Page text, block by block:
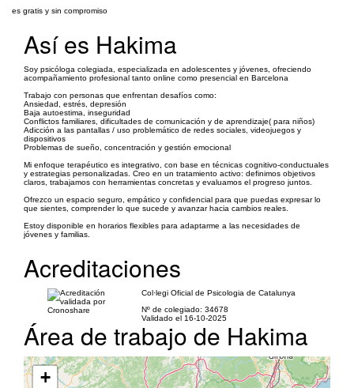
es gratis y sin compromiso
Así es Hakima
Soy psicóloga colegiada, especializada en adolescentes y jóvenes, ofreciendo
acompañamiento profesional tanto online como presencial en Barcelona
Trabajo con personas que enfrentan desafíos como:
Ansiedad, estrés, depresión
Baja autoestima, inseguridad
Conflictos familiares, dificultades de comunicación y de aprendizaje( para niños)
Adicción a las pantallas / uso problemático de redes sociales, videojuegos y
dispositivos
Problemas de sueño, concentración y gestión emocional
Mi enfoque terapéutico es integrativo, con base en técnicas cognitivo-conductuales
y estrategias personalizadas. Creo en un tratamiento activo: definimos objetivos
claros, trabajamos con herramientas concretas y evaluamos el progreso juntos.
Ofrezco un espacio seguro, empático y confidencial para que puedas expresar lo
que sientes, comprender lo que sucede y avanzar hacia cambios reales.
Estoy disponible en horarios flexibles para adaptarme a las necesidades de
jóvenes y familias.
Acreditaciones
Col·legi Oficial de Psicologia de Catalunya
Nº de colegiado: 34678
Validado el 16-10-2025
Área de trabajo de Hakima
+